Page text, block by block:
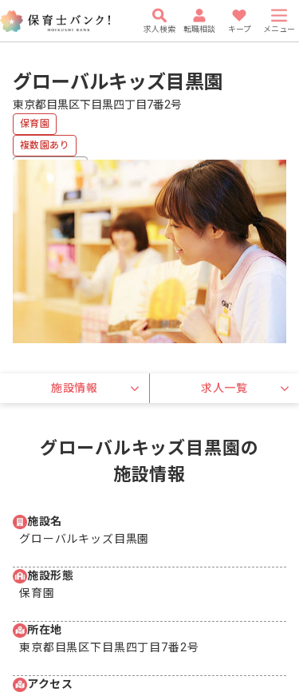
求人検索 転職相談 キープ メニュー
グローバルキッズ目黒園
東京都目黒区下目黒四丁目7番2号
保育園
複数園あり
福利厚生充実
研修充実
WEB面接OK
施設情報 求人一覧
グローバルキッズ目黒園の
施設情報
施設名
グローバルキッズ目黒園
施設形態
保育園
所在地
東京都目黒区下目黒四丁目7番2号
アクセス